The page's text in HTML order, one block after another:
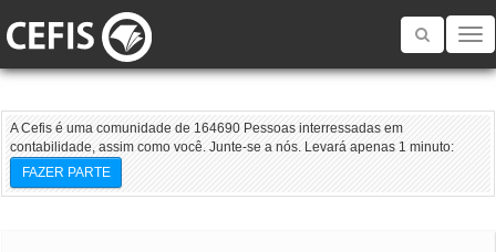
Toggle
A Cefis é uma comunidade de 164690 Pessoas interressadas em
contabilidade, assim como você. Junte-se a nós. Levará apenas 1 minuto:
FAZER PARTE